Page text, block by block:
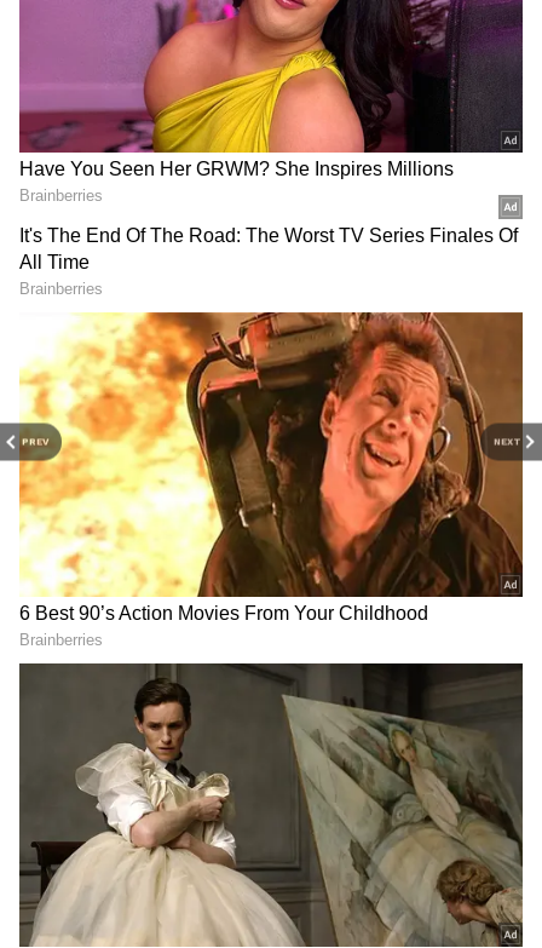
PREV NEXT
2
5
Image Credit :Renault
புதிய தோற்றத்தில் அதிக வசதிகள்
புதிய க்விட் பேஸ்லிப்ட்டில் வெளிப்புற
வடிவமைப்பில் குறிப்பிடத்தக்க மாற்றங்கள்
செய்யப்பட்டுள்ளன. புதிய கிரில்,
மாற்றியமைக்கப்பட்ட முன்புற மற்றும்
பின்புற பாம்பர்கள், ஒய் வடிவ எல்இடி
டிஆர்எல் ஹெட்லெம்ப்கள் ஆகியவை
காருக்கு பிரீமியம் தோற்றத்தை
வழங்குகின்றன. அதே நேரத்தில் எஸ்யூவி
போன்ற உயரமான வடிவமைப்பு
தொடர்ந்ததால் நகர்ப்புற சாலைகளிலும்
எளிதாக ஓட்டும் வசதியை வழங்கும் என